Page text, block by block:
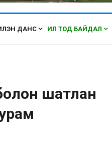
ДАНС ИЛ ТОД БАЙДАЛ
шатлан